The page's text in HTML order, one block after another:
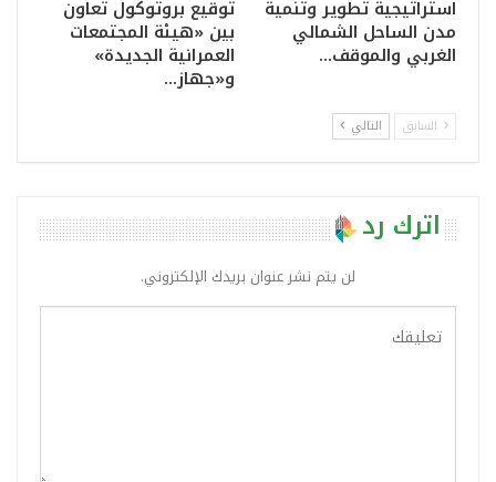
استراتيجية تطوير وتنمية
مدن الساحل الشمالي
الغربي والموقف…
توقيع بروتوكول تعاون
بين «هيئة المجتمعات
العمرانية الجديدة»
و«جهاز…
السابق التالي
اترك رد
لن يتم نشر عنوان بريدك الإلكتروني.